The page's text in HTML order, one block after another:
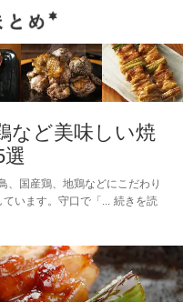
など美味しい焼
、国産鶏、地鶏などにこだわり
います。守口で「
続きを読